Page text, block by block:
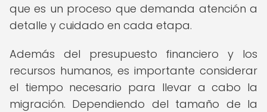
que es un proceso que demanda atención a
detalle y cuidado en cada etapa.
Además del presupuesto financiero y los
recursos humanos, es importante considerar
el tiempo necesario para llevar a cabo la
migración. Dependiendo del tamaño de la